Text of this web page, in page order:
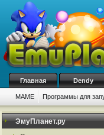
Главная Dendy
MAME Программы для
ЭмуПланет.ру